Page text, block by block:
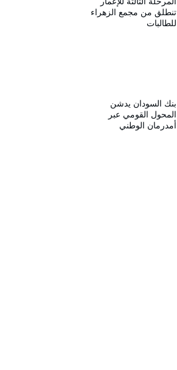
تنطلق من مجمع الزهراء
للطالبات
بنك السودان يدشن
المحول القومي عبر
أمدرمان الوطني